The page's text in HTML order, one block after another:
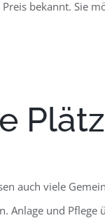
bekannt. Sie
auch viele
Anlage und